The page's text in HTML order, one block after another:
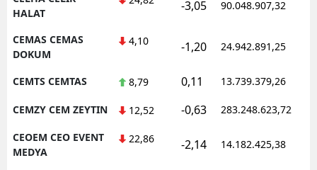
HALAT
-3,05 90.048.907,32
CEMAS CEMAS
DOKUM
4,10 -1,20 24.942.891,25
CEMTS CEMTAS 8,79 0,11 13.739.379,26
CEMZY CEM ZEYTIN 12,52 -0,63 283.248.623,72
CEOEM CEO EVENT
MEDYA
22,86 -2,14 14.182.425,38